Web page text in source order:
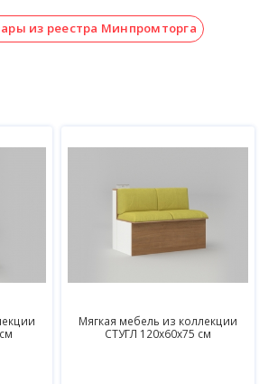
из реестра Минпромторга
Мягкая мебель из коллекции
СТУГЛ 120х60х75 см